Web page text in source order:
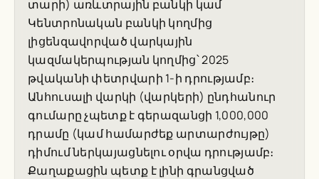
տարի) առևտրային բանկի կամ
Կենտրոնական բանկի կողմից
լիցենզավորված վարկային
կազմակերպության կողմից՝ 2025
թվականի փետրվարի 1-ի դրությամբ։
Անհուսալի վարկի (վարկերի) ընդհանուր
գումարը չպետք է գերազանցի 1,000,000
դրամը (կամ համարժեք արտարժույթը)
դիմում ներկայացնելու օրվա դրությամբ։
Քաղաքացին պետք է լինի գրանցված